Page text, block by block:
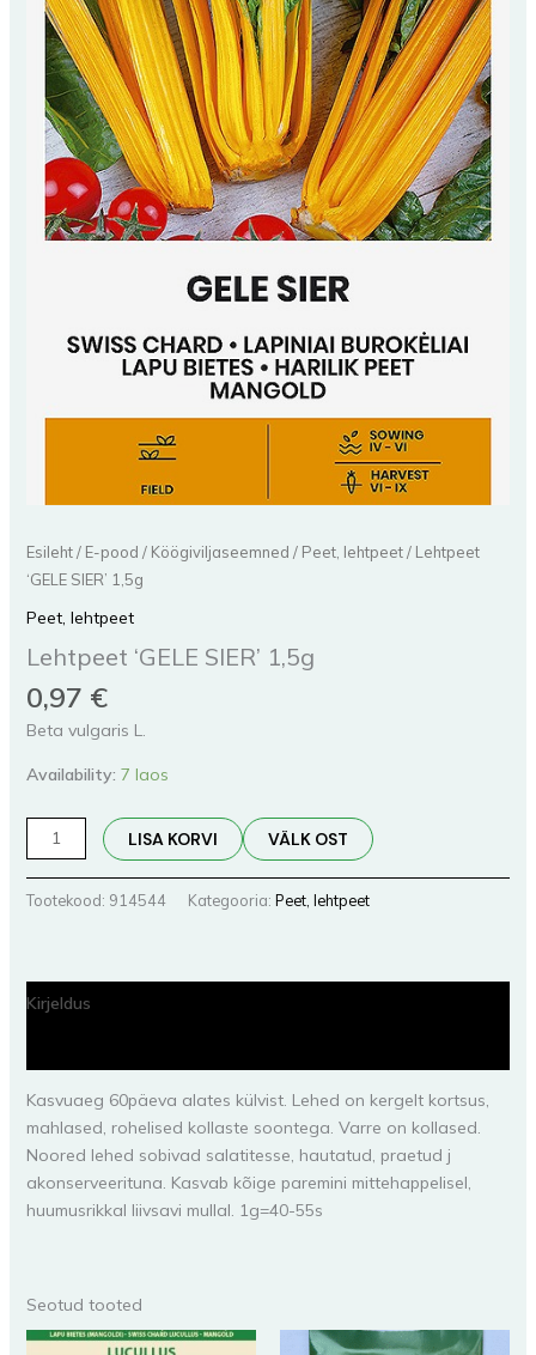
Esileht/ E-pood / Köögiviljaseemned / Peet, lehtpeet/ Lehtpeet
‘GELE SIER’ 1,5g
Peet, lehtpeet
Lehtpeet ‘GELE SIER’ 1,5g
0,97 €
Beta vulgaris L.
Availability: 7 laos
LISA KORVI VÄLK OST
Tootekood: 914544 Kategooria: Peet, lehtpeet
Kirjeldus
Kasvuaeg 60päeva alates külvist. Lehed on kergelt kortsus,
mahlased, rohelised kollaste soontega. Varre on kollased.
Noored lehed sobivad salatitesse, hautatud, praetud j
akonserveerituna. Kasvab kõige paremini mittehappelisel,
huumusrikkal liivsavi mullal. 1g=40-55s
Seotud tooted